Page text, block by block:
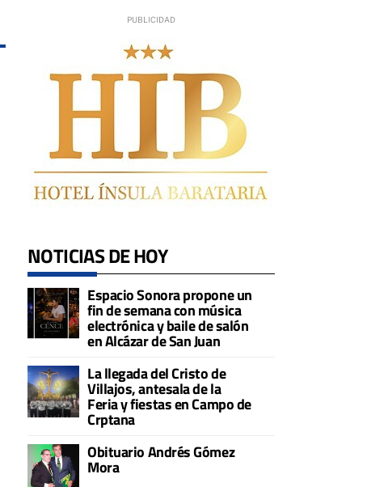
NOTICIAS DE HOY
Espacio Sonora propone un
fin de semana con música
electrónica y baile de salón
en Alcázar de San Juan
La llegada del Cristo de
Villajos, antesala de la
Feria y fiestas en Campo de
Crptana
Obituario Andrés Gómez
Mora